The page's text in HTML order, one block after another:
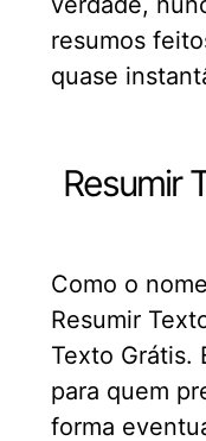
resumos
quase
Resumir
Como o
Resumir
Texto Grátis.
para quem
forma